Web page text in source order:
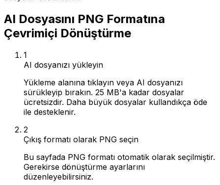
AI Dosyasını PNG Formatına
Çevrimiçi Dönüştürme
1
AI dosyanızı yükleyin
Yükleme alanına tıklayın veya AI dosyanızı
sürükleyip bırakın. 25 MB'a kadar dosyalar
ücretsizdir. Daha büyük dosyalar kullandıkça öde
ile desteklenir.
2
Çıkış formatı olarak PNG seçin
Bu sayfada PNG formatı otomatik olarak seçilmiştir.
Gerekirse dönüştürme ayarlarını
düzenleyebilirsiniz.